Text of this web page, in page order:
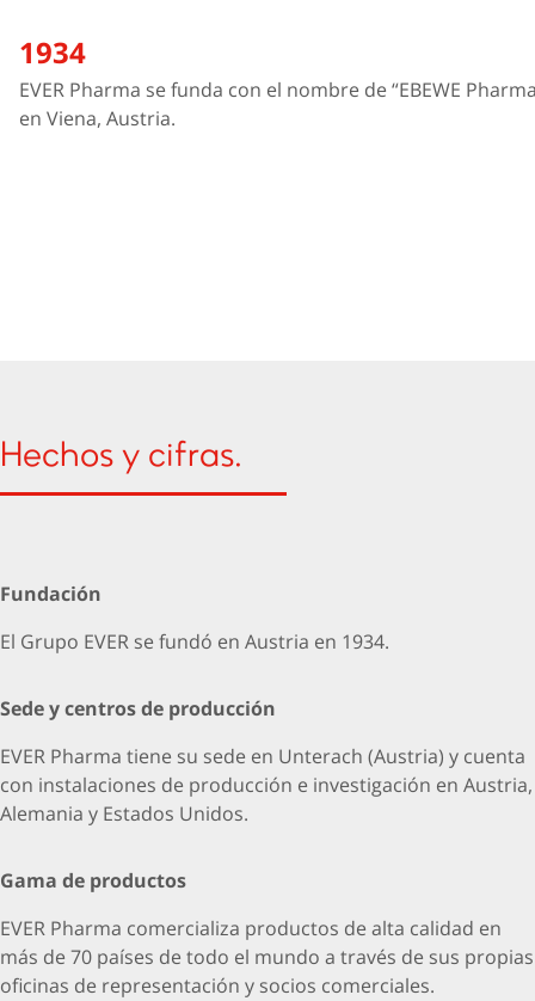
1934
EVER Pharma se funda con el nombre de “EBEWE
en Viena, Austria.
Hechos y cifras.
Fundación
El Grupo EVER se fundó en Austria en 1934.
Sede y centros de producción
EVER Pharma tiene su sede en Unterach (Austria) y cuenta
con instalaciones de producción e investigación en Austria,
Alemania y Estados Unidos.
Gama de productos
EVER Pharma comercializa productos de alta calidad en
más de 70 países de todo el mundo a través de sus propias
oficinas de representación y socios comerciales.